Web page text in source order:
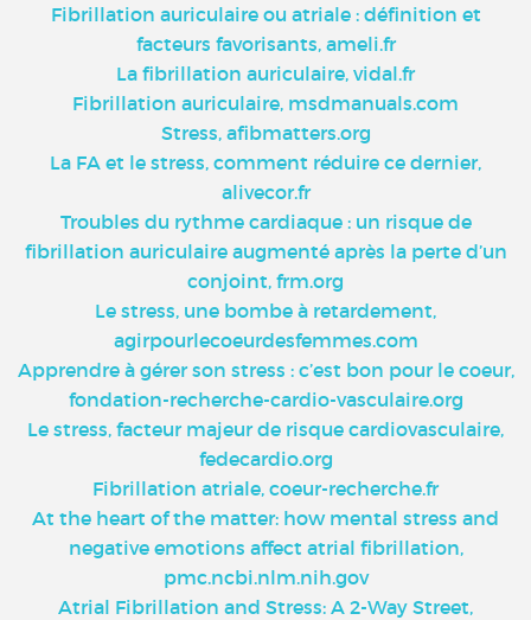
Fibrillation auriculaire ou atriale : définition et
facteurs favorisants, ameli.fr
La fibrillation auriculaire, vidal.fr
Fibrillation auriculaire, msdmanuals.com
Stress, afibmatters.org
La FA et le stress, comment réduire ce dernier,
alivecor.fr
Troubles du rythme cardiaque : un risque de
fibrillation auriculaire augmenté après la perte d’un
conjoint, frm.org
Le stress, une bombe à retardement,
agirpourlecoeurdesfemmes.com
Apprendre à gérer son stress : c’est bon pour le coeur,
fondation-recherche-cardio-vasculaire.org
Le stress, facteur majeur de risque cardiovasculaire,
fedecardio.org
Fibrillation atriale, coeur-recherche.fr
At the heart of the matter: how mental stress and
negative emotions affect atrial fibrillation,
pmc.ncbi.nlm.nih.gov
Atrial Fibrillation and Stress: A 2-Way Street,